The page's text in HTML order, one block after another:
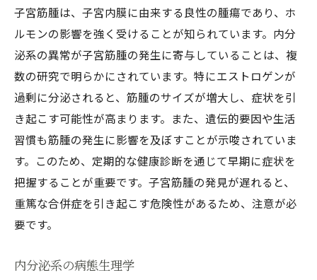
子宮筋腫は、子宮内膜に由来する良性の腫瘍であり、ホ
ルモンの影響を強く受けることが知られています。内分
泌系の異常が子宮筋腫の発生に寄与していることは、複
数の研究で明らかにされています。特にエストロゲンが
過剰に分泌されると、筋腫のサイズが増大し、症状を引
き起こす可能性が高まります。また、遺伝的要因や生活
習慣も筋腫の発生に影響を及ぼすことが示唆されていま
す。このため、定期的な健康診断を通じて早期に症状を
把握することが重要です。子宮筋腫の発見が遅れると、
重篤な合併症を引き起こす危険性があるため、注意が必
要です。
内分泌系の病態生理学